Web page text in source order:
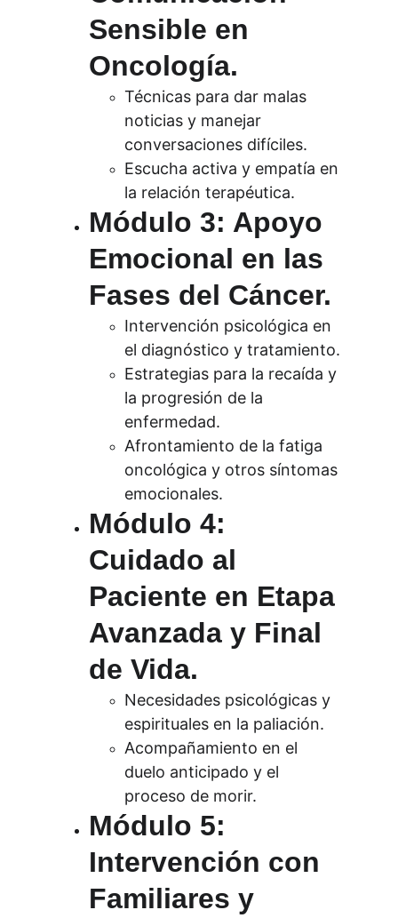
Sensible en
Oncología.
Técnicas para dar malas
noticias y manejar
conversaciones difíciles.
Escucha activa y empatía en
la relación terapéutica.
Módulo 3: Apoyo
Emocional en las
Fases del Cáncer.
Intervención psicológica en
el diagnóstico y tratamiento.
Estrategias para la recaída y
la progresión de la
enfermedad.
Afrontamiento de la fatiga
oncológica y otros síntomas
emocionales.
Módulo 4:
Cuidado al
Paciente en Etapa
Avanzada y Final
de Vida.
Necesidades psicológicas y
espirituales en la paliación.
Acompañamiento en el
duelo anticipado y el
proceso de morir.
Módulo 5:
Intervención con
Familiares y